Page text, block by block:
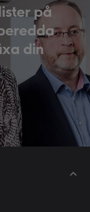
på
din